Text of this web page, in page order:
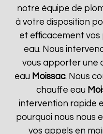
notre équipe de
à votre disposition
et efficacement
eau. Nous
vous apporter une
eau Moissac. Nous
chauffe eau
intervention rapide
pourquoi nous nous
vos appels en